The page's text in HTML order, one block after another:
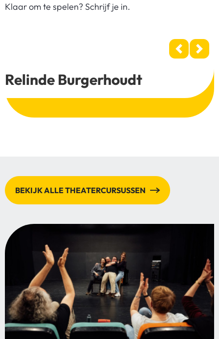
Klaar om te spelen? Schrijf je in.
Relinde Burgerhoudt
Previous
Next
BEKIJK ALLE THEATERCURSUSSEN